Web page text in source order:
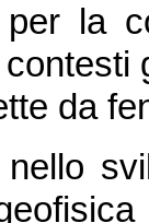
la
da
nello